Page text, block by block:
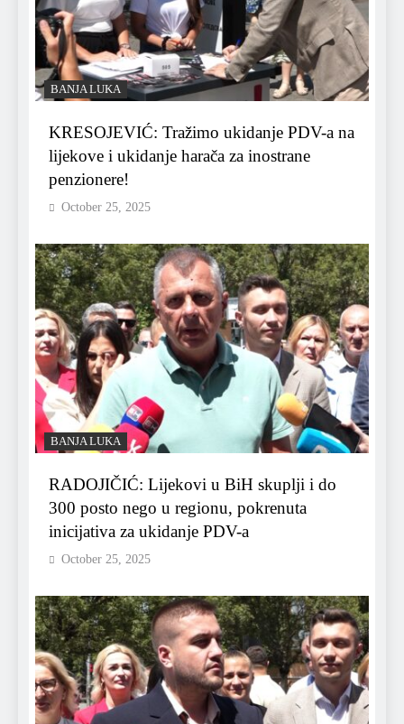
BANJA LUKA
KRESOJEVIĆ: Tražimo ukidanje PDV-a na
lijekove i ukidanje harača za inostrane
penzionere!
October 25, 2025
BANJA LUKA
RADOJIČIĆ: Lijekovi u BiH skuplji i do
300 posto nego u regionu, pokrenuta
inicijativa za ukidanje PDV-a
October 25, 2025